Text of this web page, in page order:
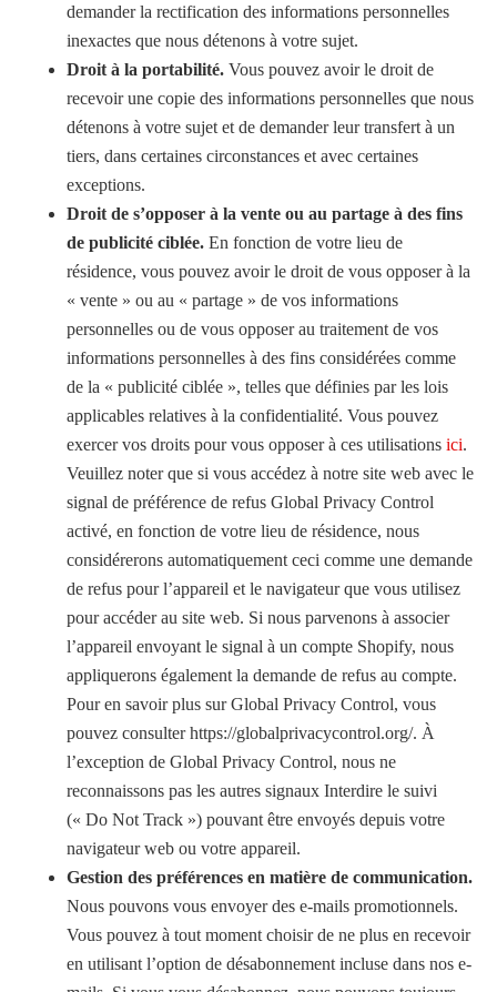
demander la rectification des informations personnelles
inexactes que nous détenons à votre sujet.
Droit à la portabilité. Vous pouvez avoir le droit de
recevoir une copie des informations personnelles que nous
détenons à votre sujet et de demander leur transfert à un
tiers, dans certaines circonstances et avec certaines
exceptions.
Droit de s’opposer à la vente ou au partage à des fins
de publicité ciblée. En fonction de votre lieu de
résidence, vous pouvez avoir le droit de vous opposer à la
« vente » ou au « partage » de vos informations
personnelles ou de vous opposer au traitement de vos
informations personnelles à des fins considérées comme
de la « publicité ciblée », telles que définies par les lois
applicables relatives à la confidentialité. Vous pouvez
exercer vos droits pour vous opposer à ces utilisations ici.
Veuillez noter que si vous accédez à notre site web avec le
signal de préférence de refus Global Privacy Control
activé, en fonction de votre lieu de résidence, nous
considérerons automatiquement ceci comme une demande
de refus pour l’appareil et le navigateur que vous utilisez
pour accéder au site web. Si nous parvenons à associer
l’appareil envoyant le signal à un compte Shopify, nous
appliquerons également la demande de refus au compte.
Pour en savoir plus sur Global Privacy Control, vous
pouvez consulter https://globalprivacycontrol.org/. À
l’exception de Global Privacy Control, nous ne
reconnaissons pas les autres signaux Interdire le suivi
(« Do Not Track ») pouvant être envoyés depuis votre
navigateur web ou votre appareil.
Gestion des préférences en matière de communication.
Nous pouvons vous envoyer des e-mails promotionnels.
Vous pouvez à tout moment choisir de ne plus en recevoir
en utilisant l’option de désabonnement incluse dans nos e-